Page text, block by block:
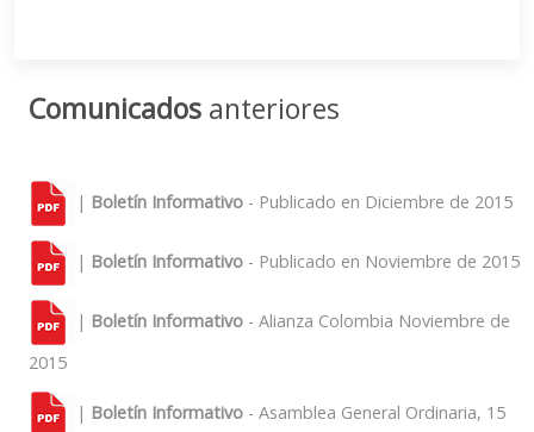
Comunicados anteriores
| Boletín Informativo - Publicado en Diciembre de 2015
| Boletín Informativo - Publicado en Noviembre de 2015
| Boletín Informativo - Alianza Colombia Noviembre de
2015
| Boletín Informativo - Asamblea General Ordinaria, 15